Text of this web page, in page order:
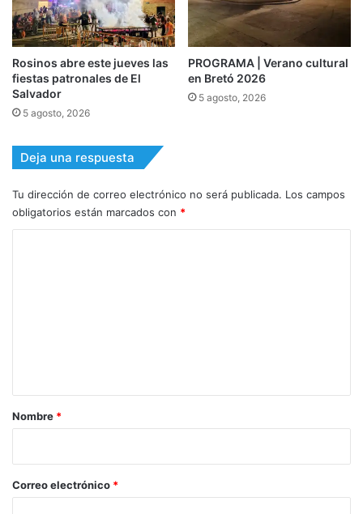
Rosinos abre este jueves las
fiestas patronales de El
Salvador
5 agosto, 2026
PROGRAMA | Verano cultural
en Bretó 2026
5 agosto, 2026
Deja una respuesta
Tu dirección de correo electrónico no será publicada. Los campos
obligatorios están marcados con *
r
*
Nombre *
Correo electrónico *